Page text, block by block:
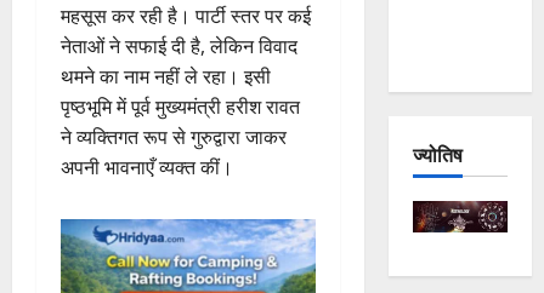
महसूस कर रही है। पार्टी स्तर पर कई
नेताओं ने सफाई दी है, लेकिन विवाद
थमने का नाम नहीं ले रहा। इसी
पृष्ठभूमि में पूर्व मुख्यमंत्री हरीश रावत
ने व्यक्तिगत रूप से गुरुद्वारा जाकर
अपनी भावनाएँ व्यक्त कीं।
ज्योतिष